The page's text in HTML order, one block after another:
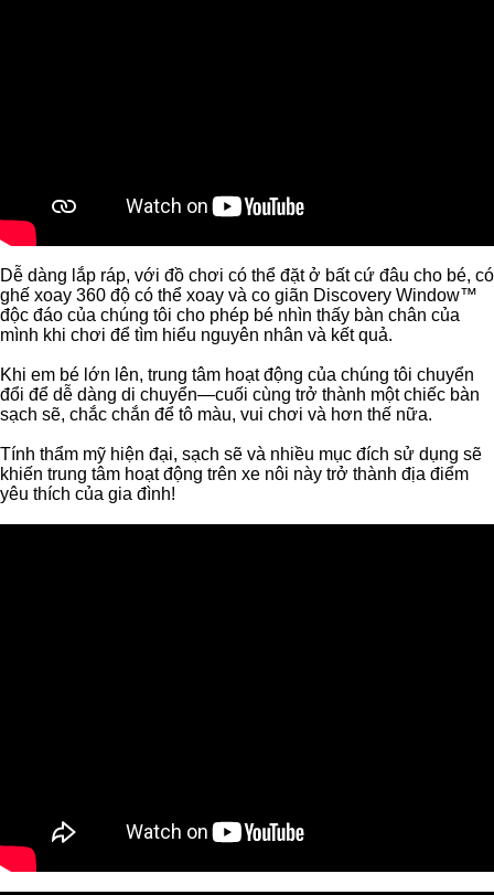
Dễ dàng lắp ráp, với đồ chơi có thể đặt ở bất cứ đâu cho bé, có
ghế xoay 360 độ có thể xoay và co giãn Discovery Window™
độc đáo của chúng tôi cho phép bé nhìn thấy bàn chân của
mình khi chơi để tìm hiểu nguyên nhân và kết quả.
Khi em bé lớn lên, trung tâm hoạt động của chúng tôi chuyển
đổi để dễ dàng di chuyển—cuối cùng trở thành một chiếc bàn
sạch sẽ, chắc chắn để tô màu, vui chơi và hơn thế nữa.
Tính thẩm mỹ hiện đại, sạch sẽ và nhiều mục đích sử dụng sẽ
khiến trung tâm hoạt động trên xe nôi này trở thành địa điểm
yêu thích của gia đình!